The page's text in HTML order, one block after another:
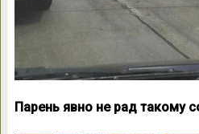
Парень явно не рад такому